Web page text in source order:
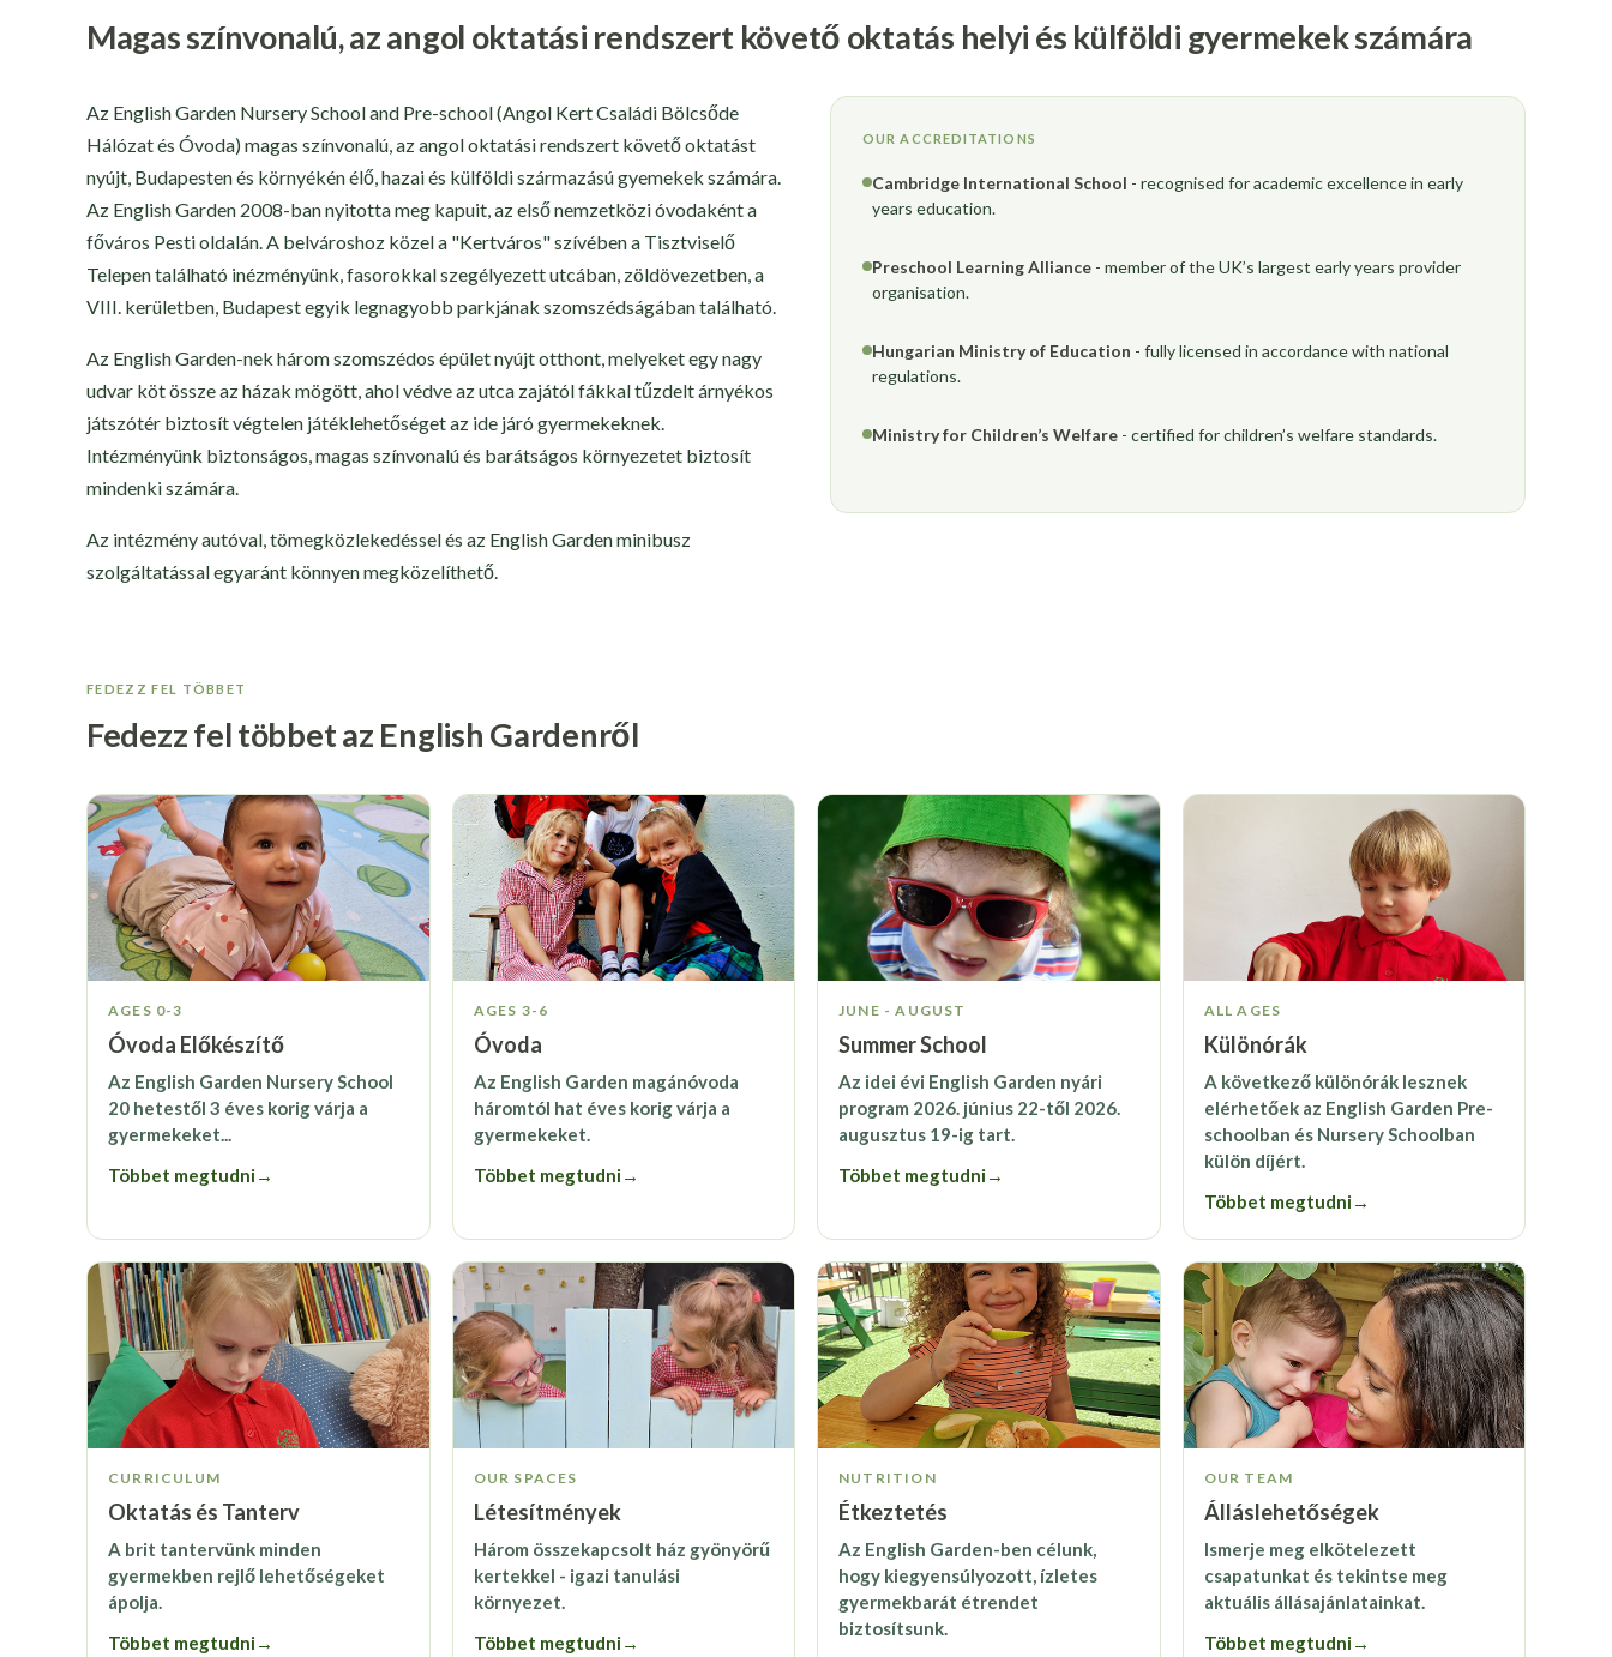
Magas színvonalú, az angol oktatási rendszert követő oktatás helyi és külföldi gyermekek számára
Az English Garden Nursery School and Pre-school (Angol Kert Családi Bölcsőde
Hálózat és Óvoda) magas színvonalú, az angol oktatási rendszert követő oktatást
nyújt, Budapesten és környékén élő, hazai és külföldi származású gyemekek számára.
Az English Garden 2008-ban nyitotta meg kapuit, az első nemzetközi óvodaként a
főváros Pesti oldalán. A belvároshoz közel a "Kertváros" szívében a Tisztviselő
Telepen található inézményünk, fasorokkal szegélyezett utcában, zöldövezetben, a
VIII. kerületben, Budapest egyik legnagyobb parkjának szomszédságában található.
Az English Garden-nek három szomszédos épület nyújt otthont, melyeket egy nagy
udvar köt össze az házak mögött, ahol védve az utca zajától fákkal tűzdelt árnyékos
játszótér biztosít végtelen játéklehetőséget az ide járó gyermekeknek.
Intézményünk biztonságos, magas színvonalú és barátságos környezetet biztosít
mindenki számára.
Az intézmény autóval, tömegközlekedéssel és az English Garden minibusz
szolgáltatással egyaránt könnyen megközelíthető.
OUR ACCREDITATIONS
Cambridge International School - recognised for academic excellence in early
years education.
Preschool Learning Alliance - member of the UK’s largest early years provider
organisation.
Hungarian Ministry of Education - fully licensed in accordance with national
regulations.
Ministry for Children’s Welfare - certified for children’s welfare standards.
FEDEZZ FEL TÖBBET
Fedezz fel többet az English Gardenről
AGES 0-3
Óvoda Előkészítő
Az English Garden Nursery School
20 hetestől 3 éves korig várja a
gyermekeket...
Többet megtudni→
AGES 3-6
Óvoda
Az English Garden magánóvoda
háromtól hat éves korig várja a
gyermekeket.
Többet megtudni→
JUNE - AUGUST
Summer School
Az idei évi English Garden nyári
program 2026. június 22-től 2026.
augusztus 19-ig tart.
Többet megtudni→
ALL AGES
Különórák
A következő különórák lesznek
elérhetőek az English Garden Pre-
schoolban és Nursery Schoolban
külön díjért.
Többet megtudni→
CURRICULUM
Oktatás és Tanterv
A brit tantervünk minden
gyermekben rejlő lehetőségeket
ápolja.
Többet megtudni→
OUR SPACES
Létesítmények
Három összekapcsolt ház gyönyörű
kertekkel - igazi tanulási
környezet.
Többet megtudni→
NUTRITION
Étkeztetés
Az English Garden-ben célunk,
hogy kiegyensúlyozott, ízletes
gyermekbarát étrendet
biztosítsunk.
OUR TEAM
Álláslehetőségek
Ismerje meg elkötelezett
csapatunkat és tekintse meg
aktuális állásajánlatainkat.
Többet megtudni→